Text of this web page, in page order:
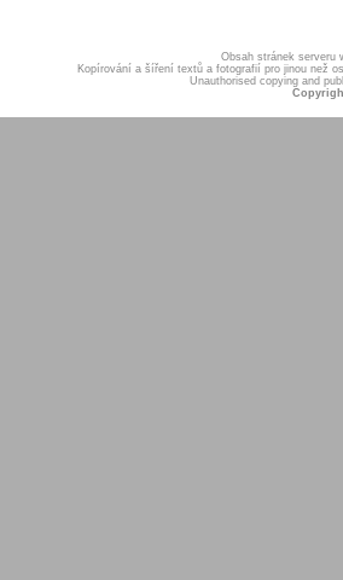
Obsah stránek serveru
Kopírování a šíření textů a fotografií pro jinou než
Unauthorised copying and